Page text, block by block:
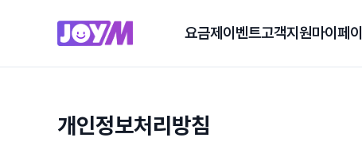
요금제 이벤트고객지원마이페
개인정보처리방침